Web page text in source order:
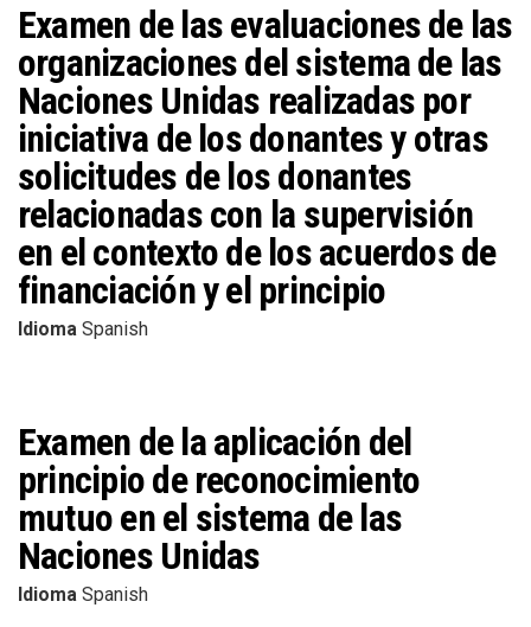
Examen de las evaluaciones de las
organizaciones del sistema de las
Naciones Unidas realizadas por
iniciativa de los donantes y otras
solicitudes de los donantes
relacionadas con la supervisión
en el contexto de los acuerdos de
financiación y el principio
Idioma Spanish
Examen de la aplicación del
principio de reconocimiento
mutuo en el sistema de las
Naciones Unidas
Idioma Spanish